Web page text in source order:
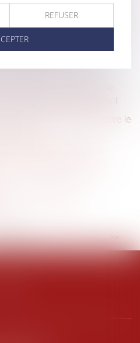
d’enregistrements déloyaux
le mode de preuve
doit informer France
professionnelle
de reclassement
vont pouvoir suspendre le
salariés
de liquidation judiciaire
et conséquences sur les
sexistes justifie un
7 8 9 10 > >>
REFUSER